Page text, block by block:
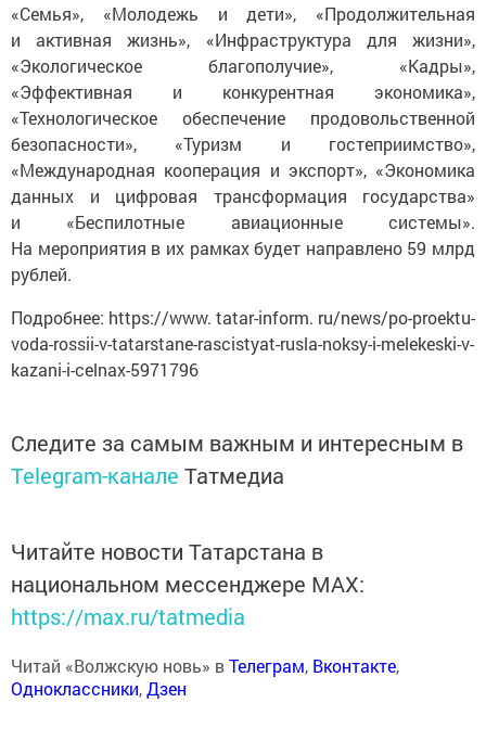
«Семья», «Молодежь и дети», «Продолжительная
и активная жизнь», «Инфраструктура для жизни»,
«Экологическое благополучие», «Кадры»,
«Эффективная и конкурентная экономика»,
«Технологическое обеспечение продовольственной
безопасности», «Туризм и гостеприимство»,
«Международная кооперация и экспорт», «Экономика
данных и цифровая трансформация государства»
и «Беспилотные авиационные системы».
На мероприятия в их рамках будет направлено 59 млрд
рублей.
Подробнее: https://www. tatar-inform. ru/news/po-proektu-
voda-rossii-v-tatarstane-rascistyat-rusla-noksy-i-melekeski-v-
kazani-i-celnax-5971796
Следите за самым важным и интересным в
Telegram-канале Татмедиа
Читайте новости Татарстана в
национальном мессенджере MАХ:
https://max.ru/tatmedia
Читай «Волжскую новь» вТелеграм, Вконтакте,
Одноклассники,Дзен